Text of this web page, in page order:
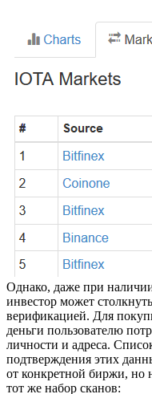
Однако, даже при
инвестор может
верификацией. Для
деньги пользователю
личности и адреса.
подтверждения этих
от конкретной биржи, но
тот же набор сканов: